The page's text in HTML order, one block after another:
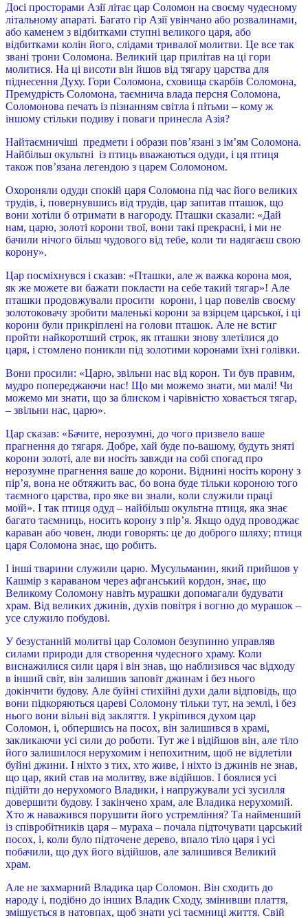
Досі просторами Азії літає цар Соломон на своєму чудесному
літальному апараті. Багато гір Азії увінчано або розвалинами,
або каменем з відбитками ступні великого царя, або
відбитками колін його, слідами тривалої молитви. Це все так
звані трони Соломона. Великий цар прилітав на ці гори
молитися. На ці висоти він йшов від тягару царства для
піднесення Духу. Гори Соломона, сховища скарбів Соломона,
Премудрість Соломона, таємнича влада персня Соломона,
Соломонова печать із пізнанням світла і пітьми – кому ж
іншому стільки подиву і поваги принесла Азія?
Найтаємничіші предмети і образи пов’язані з ім’ям Соломона.
Найбільш окультні із птиць вважаються одуди, і ця птиця
також пов’язана легендою з царем Соломоном.
Охороняли одуди спокій царя Соломона під час його великих
трудів, і, повернувшись від трудів, цар запитав пташок, що
вони хотіли б отримати в нагороду. Пташки сказали: «Дай
нам, царю, золоті корони твої, вони такі прекрасні, і ми не
бачили нічого більш чудового від тебе, коли ти надягаєш свою
корону».
Цар посміхнувся і сказав: «Пташки, але ж важка корона моя,
як же можете ви бажати покласти на себе такий тягар»! Але
пташки продовжували просити корони, і цар повелів своєму
золотоковачу зробити маленькі корони за взірцем царської, і ці
корони були прикріплені на голови пташок. Але не встиг
пройти найкоротший строк, як пташки знову злетілися до
царя, і стомлено поникли під золотими коронами їхні голівки.
Вони просили: «Царю, звільни нас від корон. Ти був правим,
мудро попереджаючи нас! Що ми можемо знати, ми малі! Чи
можемо ми знати, що за блиском і чарівністю ховається тягар,
– звільни нас, царю».
Цар сказав: «Бачите, нерозумні, до чого призвело ваше
прагнення до тягаря. Добре, хай буде по-вашому, будуть зняті
корони золоті, але ви носіть завжди на собі спогад про
нерозумне прагнення ваше до корони. Віднині носіть корону з
пір’я, вона не обтяжить вас, бо вона буде тільки короною того
таємного царства, про яке ви знали, коли служили праці
моїй». І так птиця одуд – найбільш окультна птиця, яка знає
багато таємниць, носить корону з пір’я. Якщо одуд проводжає
караван або човен, люди говорять: це до доброго шляху; птиця
царя Соломона знає, що робить.
І інші тварини служили царю. Мусульманин, який прийшов у
Кашмір з караваном через афганський кордон, знає, що
Великому Соломону навіть мурашки допомагали будувати
храм. Від великих джинів, духів повітря і вогню до мурашок –
усе служило побудові.
У безустанній молитві цар Соломон безупинно управляв
силами природи для створення чудесного храму. Коли
виснажилися сили царя і він знав, що наблизився час відходу
в інший світ, він залишив заповіт джинам і без нього
докінчити будову. Але буйні стихійні духи дали відповідь, що
вони підкоряються цареві Соломону тільки тут, на землі, і без
нього вони вільні від закляття. І укріпився духом цар
Соломон, і, обпершись на посох, він залишився в храмі,
закликаючи усі сили до роботи. Тут же і відійшов він, але тіло
його залишилося нерухомим і непохитним, щоб не відлетіли
буйні джини. І ніхто з тих, хто живе, і ніхто із джинів не знав,
що цар, який став на молитву, вже відійшов. І боялися усі
підійти до нерухомого Владики, і напружували усі зусилля
довершити будову. І закінчено храм, але Владика нерухомий.
Хто ж наважився порушити його устремління? Та найменший
із співробітників царя – мураха – почала підточувати царський
посох, і, коли було підточене дерево, впало тіло царя і усі
побачили, що дух його відійшов, але залишився Великий
храм.
Але не захмарний Владика цар Соломон. Він сходить до
народу і, подібно до інших Владик Сходу, змінивши плаття,
змішується в натовпах, щоб знати усі таємниці життя. Свій